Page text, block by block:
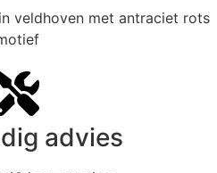
advies